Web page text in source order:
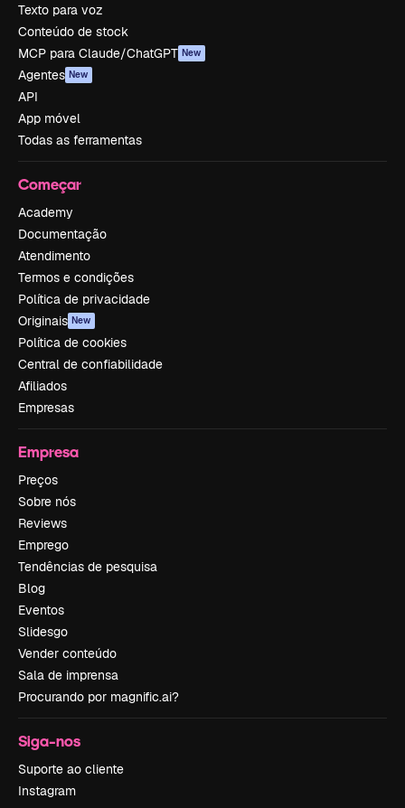
Texto para voz
Conteúdo de stock
MCP para Claude/ChatGPT New
Agentes New
API
App móvel
Todas as ferramentas
Começar
Academy
Documentação
Atendimento
Termos e condições
Política de privacidade
Originais New
Política de cookies
Central de confiabilidade
Afiliados
Empresas
Empresa
Preços
Sobre nós
Reviews
Emprego
Tendências de pesquisa
Blog
Eventos
Slidesgo
Vender conteúdo
Sala de imprensa
Procurando por magnific.ai?
Siga-nos
Suporte ao cliente
Instagram